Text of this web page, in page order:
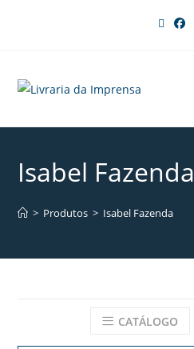
Isabel Fazenda
> Produtos > Isabel Fazenda
CATÁLOGO